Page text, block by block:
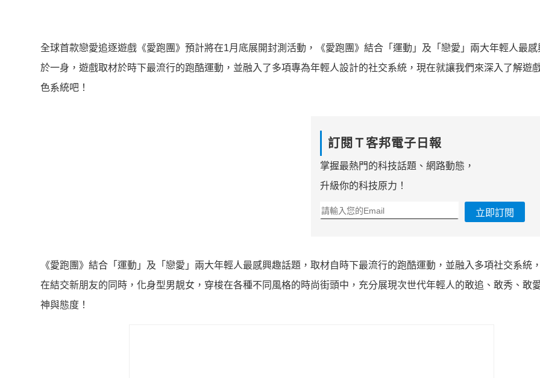
全球首款戀愛追逐遊戲《愛跑團》預計將在1月底展開封測活動，《愛跑團》結合「運動」及「戀愛」兩大年輕人最感
於一身，遊戲取材於時下最流行的跑酷運動，並融入了多項專為年輕人設計的社交系統，現在就讓我們來深入了解遊
色系統吧！
訂閱Ｔ客邦電子日報
掌握最熱門的科技話題、網路動態，
升級你的科技原力！
立即訂閱
《愛跑團》結合「運動」及「戀愛」兩大年輕人最感興趣話題，取材自時下最流行的跑酷運動，並融入多項社交系統
在結交新朋友的同時，化身型男靚女，穿梭在各種不同風格的時尚街頭中，充分展現次世代年輕人的敢追、敢秀、敢
神與態度！